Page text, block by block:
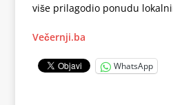
više prilagodio ponudu
Večernji.ba
WhatsApp